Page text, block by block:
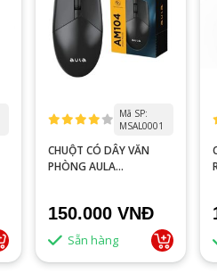
Mã SP:
MSAL0001
CHUỘT CÓ DÂY VĂN
PHÒNG AULA
150.000 VNĐ
Sẵn hàng